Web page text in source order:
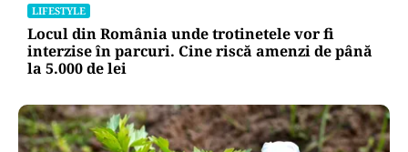
LIFESTYLE
Locul din România unde trotinetele vor fi
interzise în parcuri. Cine riscă amenzi de până
la 5.000 de lei